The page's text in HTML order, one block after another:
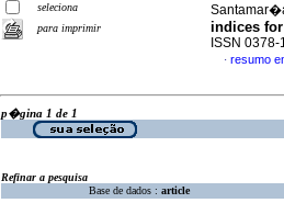
seleciona
para imprimir
indices
ISSN 0378-
· resumo
p�gina 1 de 1
Refinar a pesquisa
Base de dados : article